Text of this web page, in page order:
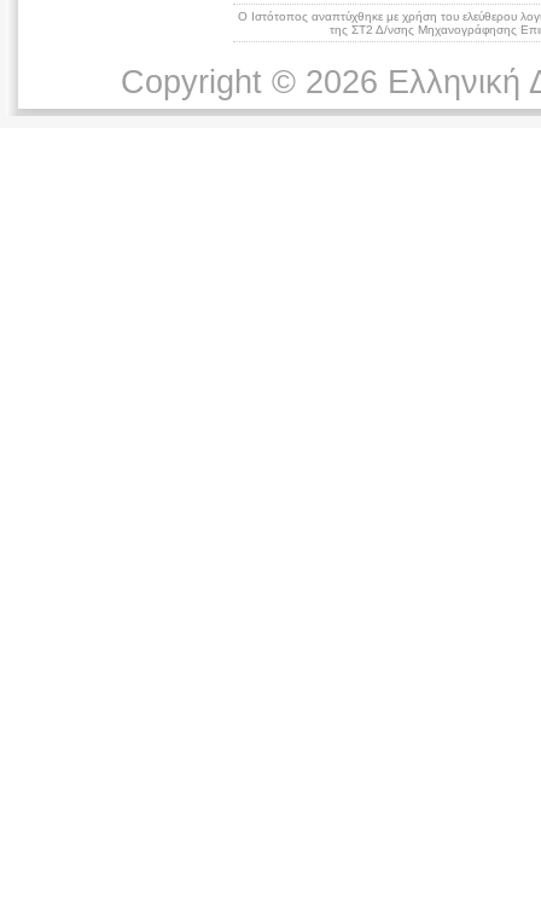
Ο Ιστότοπος αναπτύχθηκε με χρήση του ελεύθερου
της ΣΤ2 Δ/νσης Μηχανογράφησης
Copyright © 2026